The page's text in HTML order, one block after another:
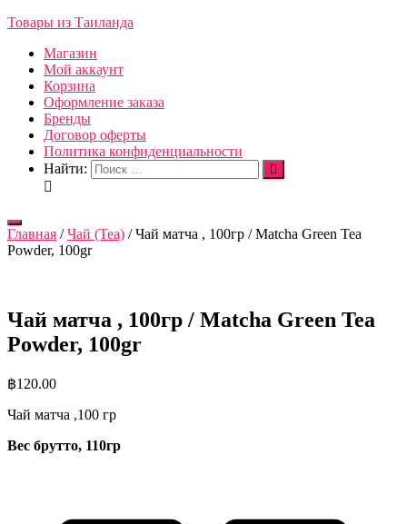
Товары из Таиланда
Магазин
Мой аккаунт
Корзина
Оформление заказа
Бренды
Договор оферты
Политика конфиденциальности
Найти:
Переключить
навигацию
Главная /Чай (Tea) / Чай матча , 100гр / Matcha Green Tea
Powder, 100gr
Чай матча , 100гр / Matcha Green Tea
Powder, 100gr
฿120.00
Чай матча ,100 гр
Вес брутто, 110гр